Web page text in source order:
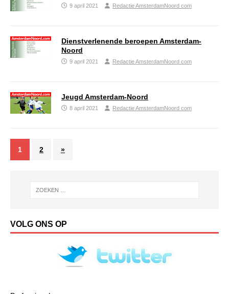
9 april 2021 Redactie AmsterdamNoord com
Dienstverlenende beroepen Amsterdam-
Noord
9 april 2021 Redactie AmsterdamNoord com
Jeugd Amsterdam-Noord
8 april 2021 Redactie AmsterdamNoord com
1 2 »
VOLG ONS OP